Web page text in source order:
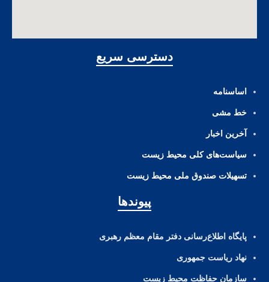
دسترسی سریع
اساسنامه
خط مشی
آخرین اخبار
ﺳﯿﺎﺳﺖ‌ﻫﺎی ﮐﻠﯽ ﻣﺤﯿﻂ زﯾﺴﺖ
تسهیلات صندوق ملی محیط زیست
پیوندها
پایگاه اطلاع‌رسانی دفتر مقام معظم رهبری
نهاد ریاست جمهوری
سازمان حفاظت محیط زیست